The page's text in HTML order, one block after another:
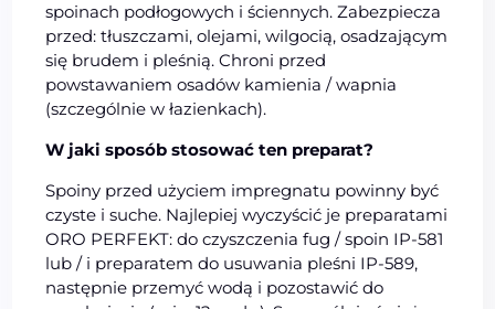
spoinach podłogowych i ściennych. Zabezpiecza
przed: tłuszczami, olejami, wilgocią, osadzającym
się brudem i pleśnią. Chroni przed
powstawaniem osadów kamienia / wapnia
(szczególnie w łazienkach).
W jaki sposób stosować ten preparat?
Spoiny przed użyciem impregnatu powinny być
czyste i suche. Najlepiej wyczyścić je preparatami
ORO PERFEKT: do czyszczenia fug / spoin IP-581
lub / i preparatem do usuwania pleśni IP-589,
następnie przemyć wodą i pozostawić do